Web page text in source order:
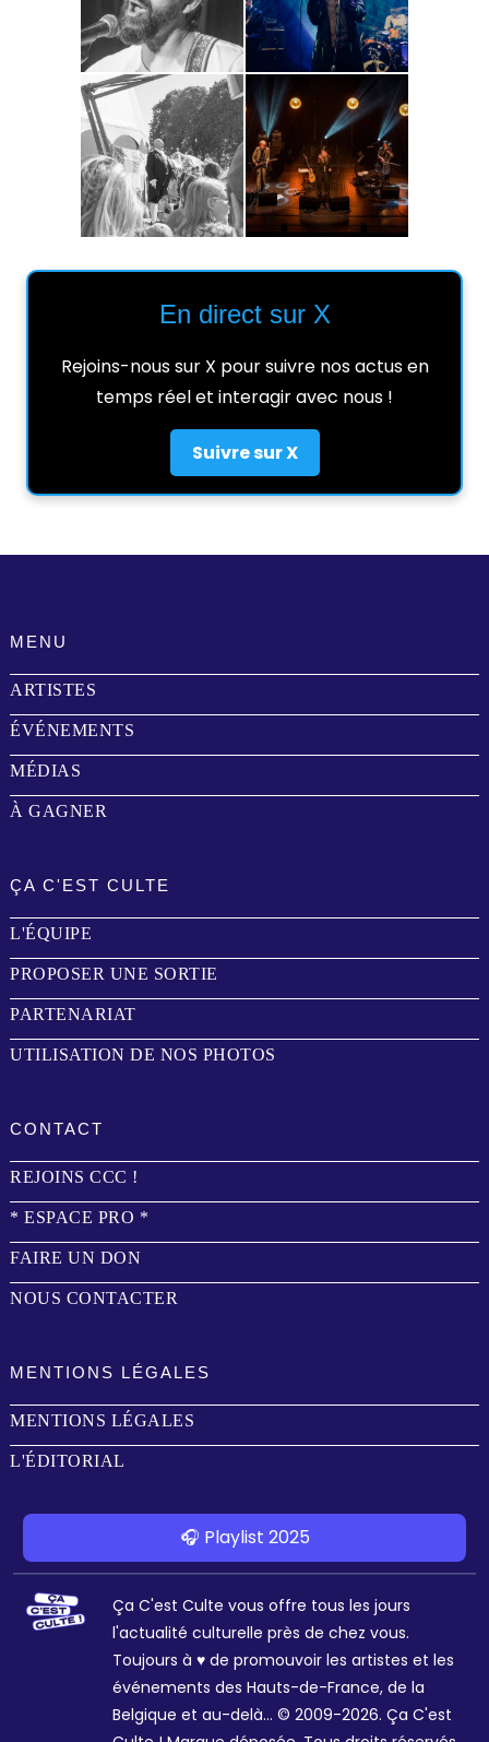
En direct sur X
Rejoins-nous sur X pour suivre nos actus en
temps réel et interagir avec nous !
Suivre sur X
MENU
ARTISTES
ÉVÉNEMENTS
MÉDIAS
À GAGNER
ÇA C'EST CULTE
L'ÉQUIPE
PROPOSER UNE SORTIE
PARTENARIAT
UTILISATION DE NOS PHOTOS
CONTACT
REJOINS CCC !
* ESPACE PRO *
FAIRE UN DON
NOUS CONTACTER
MENTIONS LÉGALES
MENTIONS LÉGALES
L'ÉDITORIAL
🎧 Playlist 2025
Ça C'est Culte vous offre tous les jours
l'actualité culturelle près de chez vous.
Toujours à ♥ de promouvoir les artistes et les
événements des Hauts-de-France, de la
Belgique et au-delà... © 2009-2026. Ça C'est